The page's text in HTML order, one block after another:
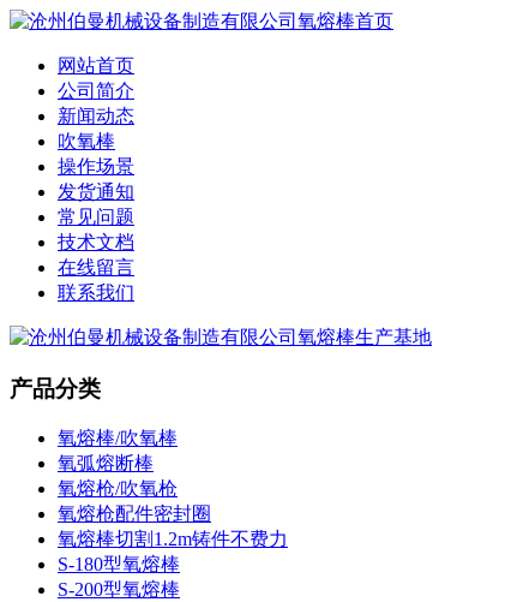
网站首页
公司简介
新闻动态
吹氧棒
操作场景
发货通知
常见问题
技术文档
在线留言
联系我们
产品分类
氧熔棒/吹氧棒
氧弧熔断棒
氧熔枪/吹氧枪
氧熔枪配件密封圈
氧熔棒切割1.2m铸件不费力
S-180型氧熔棒
S-200型氧熔棒